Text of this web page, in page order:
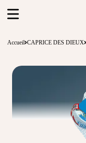
Accueil CAPRICE DES DIEUX